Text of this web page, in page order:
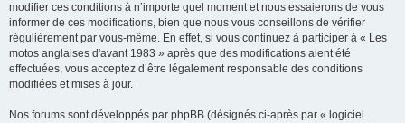
modifier ces conditions à n’importe quel moment et nous essaierons de vous
informer de ces modifications, bien que nous vous conseillons de vérifier
régulièrement par vous-même. En effet, si vous continuez à participer à « Les
motos anglaises d'avant 1983 » après que des modifications aient été
effectuées, vous acceptez d’être légalement responsable des conditions
modifiées et mises à jour.
Nos forums sont développés par phpBB (désignés ci-après par « logiciel